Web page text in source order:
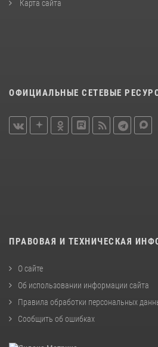
Карта сайта
ОФИЦИАЛЬНЫЕ СЕТЕВЫЕ
ПРАВОВАЯ И ТЕХНИЧЕСКАЯ
О сайте
Об использовании информации сайта
Правила обработки персональных
Сообщить об ошибках